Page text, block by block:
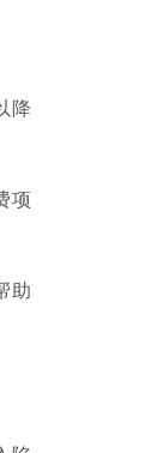
降
项
助